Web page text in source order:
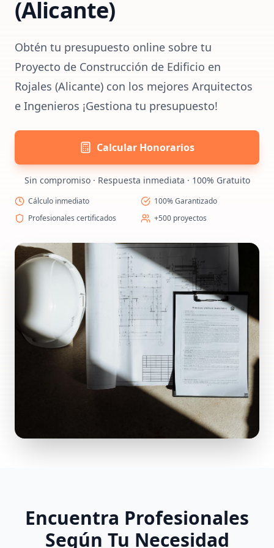
(Alicante)
Obtén tu presupuesto online sobre tu
Proyecto de Construcción de Edificio en
Rojales (Alicante) con los mejores Arquitectos
e Ingenieros ¡Gestiona tu presupuesto!
Calcular Honorarios
Sin compromiso · Respuesta inmediata · 100% Gratuito
Cálculo inmediato
100% Garantizado
Profesionales certificados
+500 proyectos
Encuentra Profesionales
Según Tu Necesidad